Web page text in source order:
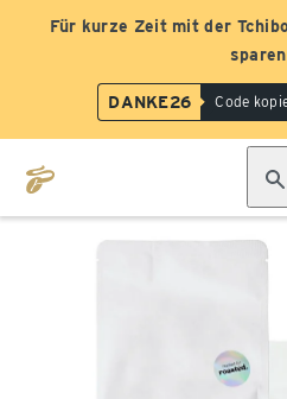
Für kurze Zeit mit der
DANKE26 Code